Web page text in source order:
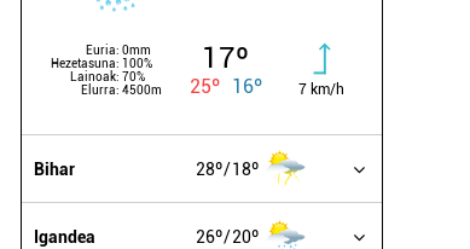
Euria: 0mm
Hezetasuna: 100%
Lainoak: 70%
Elurra: 4500m
17º
25º 16º 7 km/h
Bihar 28º 18º
Igandea 26º 20º